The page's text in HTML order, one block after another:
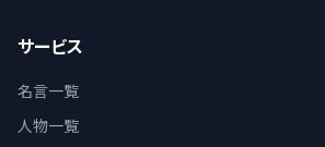
サービス
名言一覧
人物一覧